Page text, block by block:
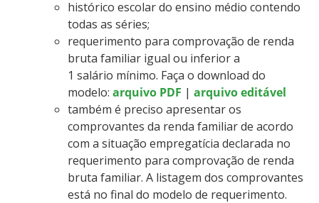
histórico escolar do ensino médio contendo
todas as séries;
requerimento para comprovação de renda
bruta familiar igual ou inferior a
1 salário mínimo. Faça o download do
modelo: arquivo PDF | arquivo editável
também é preciso apresentar os
comprovantes da renda familiar de acordo
com a situação empregatícia declarada no
requerimento para comprovação de renda
bruta familiar. A listagem dos comprovantes
está no final do modelo de requerimento.